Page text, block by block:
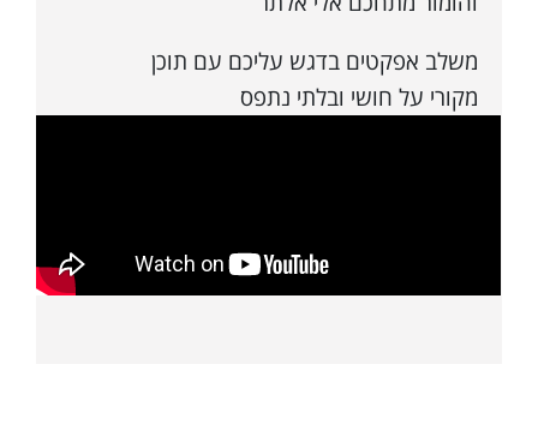
משלב אפקטים בדגש עליכם עם תוכן
מקורי על חושי ובלתי נתפס